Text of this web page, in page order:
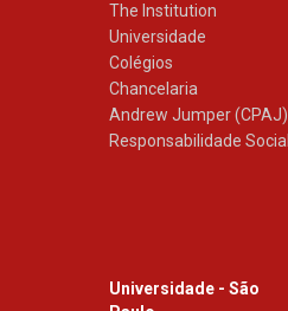
The Institution
Universidade
Colégios
Chancelaria
Andrew Jumper (CPAJ)
Responsabilidade Social
Universidade - São